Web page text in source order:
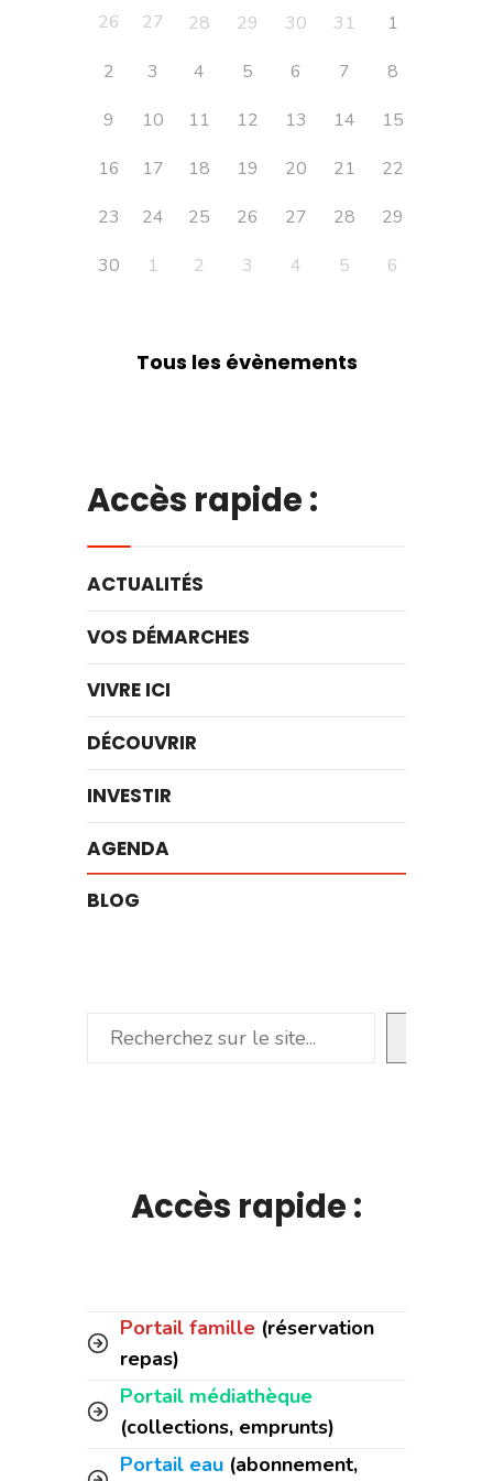
26 27 28 29 30 31
1
2
3 4 5 6 7
8
9
10 11 12 13 14
15
16
17 18 19 20 21
22
23
24 25 26 27 28
29
30
1 2 3 4 5 6
Tous les évènements
Accès rapide :
ACTUALITÉS
VOS DÉMARCHES
VIVRE ICI
DÉCOUVRIR
INVESTIR
AGENDA
BLOG
Rechercher
Accès rapide :
Portail famille (réservation
repas)
Portail médiathèque
(collections, emprunts)
Portail eau (abonnement,